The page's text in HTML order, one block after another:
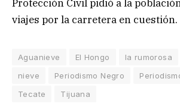
Protección Civil pidió a la
viajes por la carretera en cuestión.
Aguanieve El Hongo la rumorosa
nieve
Periodismo Negro
Tecate
Tijuana